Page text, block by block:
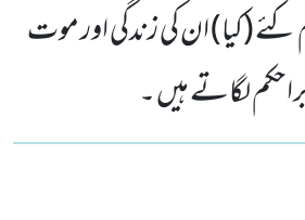
(کیا) ان کی زندگی اور موت
حکم لگاتے ہیں ۔